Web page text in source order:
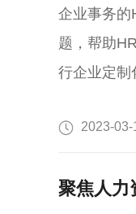
企业事务的
题，帮助
行企业定制
2023-03-
聚焦人力